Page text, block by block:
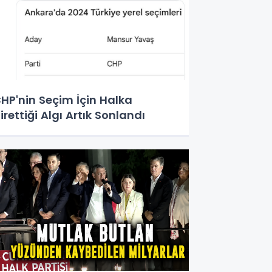
Seçim İçin Halka
Algı Artık Sonlandı